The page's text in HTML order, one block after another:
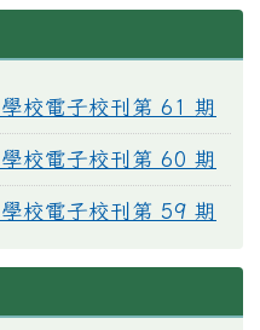
校電子校刊第 61 期
校電子校刊第 60 期
校電子校刊第 59 期